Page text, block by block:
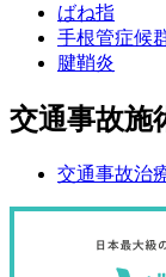
ばね指
手根管症候
腱鞘炎
交通事故施
交通事故治